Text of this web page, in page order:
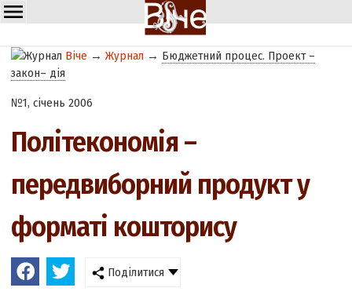
Віче →Журнал → Бюджетний процес. Проект –
закон– дія
№1, січень 2006
Політекономія –
передвиборний продукт у
форматі кошторису
Поділитися